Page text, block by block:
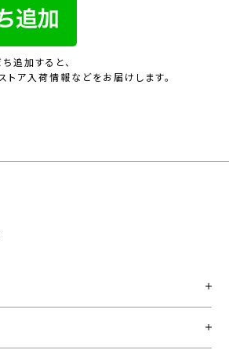
追加すると、
トア入荷情報などをお届けします。